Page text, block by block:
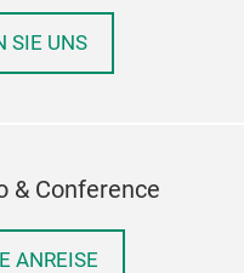
SIE UNS
& Conference
ANREISE